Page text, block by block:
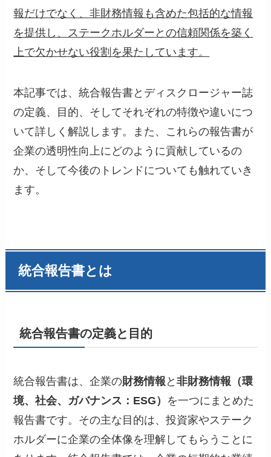
報だけでなく、非財務情報も含めた包括的な情報
を提供し、ステークホルダーとの信頼関係を築く
上で欠かせない役割を果たしています。
本記事では、統合報告書とディスクロージャー誌
の定義、目的、そしてそれぞれの特徴や違いにつ
いて詳しく解説します。また、これらの報告書が
企業の透明性向上にどのように貢献しているの
か、そして今後のトレンドについても触れていき
ます。
統合報告書とは
統合報告書の定義と目的
統合報告書は、企業の財務情報 と非財務情報（環
境、社会、ガバナンス：ESG） を一つにまとめた
報告書です。その主な目的は、投資家やステーク
ホルダーに企業の全体像を理解してもらうことに